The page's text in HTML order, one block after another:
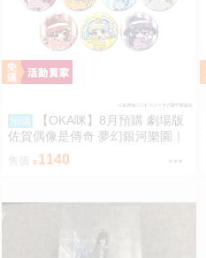
預購
【OKA咪】8月預購 劇場版
佐賀偶像是傳奇 夢幻銀河樂園｜
徽章 02/全套組(全7種) 冰淇淋店
ver.(Q版插畫)
1140